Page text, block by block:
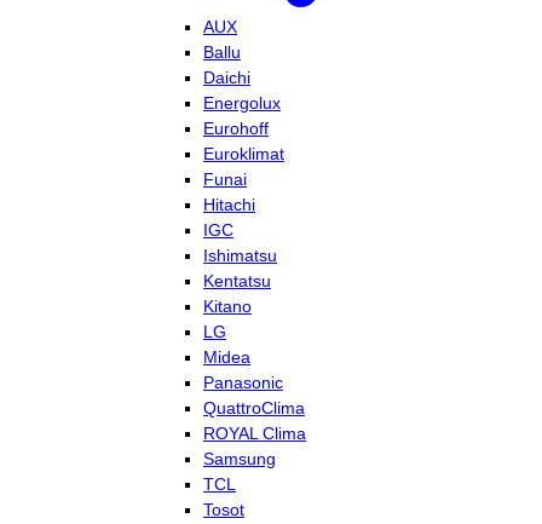
AUX
Ballu
Daichi
Energolux
Eurohoff
Euroklimat
Funai
Hitachi
IGC
Ishimatsu
Kentatsu
Kitano
LG
Midea
Panasonic
QuattroClima
ROYAL Clima
Samsung
TCL
Tosot